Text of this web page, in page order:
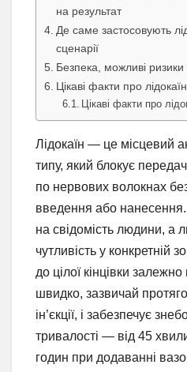
на результат
Де саме застосовують
сценарії
Безпека, можливі
Цікаві факти про лідокаїн
Цікаві факти про
Лідокаїн — це місцевий
типу, який блокує
по нервових волокнах
введення або
на свідомість людини, а
чутливість у конкретній
до цілої кінцівки залежно
швидко, зазвичай
ін’єкції, і забезпечує
тривалості — від 45
годин при додаванні